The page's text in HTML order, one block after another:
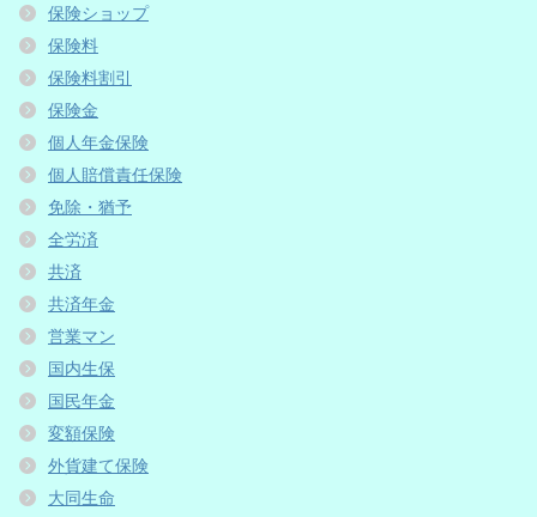
保険ショップ
保険料
保険料割引
保険金
個人年金保険
個人賠償責任保険
免除・猶予
全労済
共済
共済年金
営業マン
国内生保
国民年金
変額保険
外貨建て保険
大同生命